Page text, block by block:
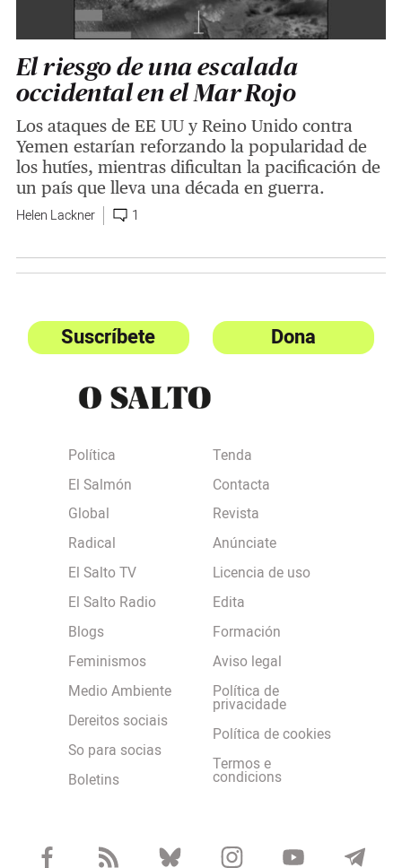
El riesgo de una escalada
occidental en el Mar Rojo
Los ataques de EE UU y Reino Unido contra
Yemen estarían reforzando la popularidad de
los hutíes, mientras dificultan la pacificación de
un país que lleva una década en guerra.
Helen Lackner 1
Suscríbete Dona
Política
El Salmón
Global
Radical
El Salto TV
El Salto Radio
Blogs
Feminismos
Medio Ambiente
Dereitos sociais
So para socias
Boletins
Tenda
Contacta
Revista
Anúnciate
Licencia de uso
Edita
Formación
Aviso legal
Política de
privacidade
Política de cookies
Termos e
condicions